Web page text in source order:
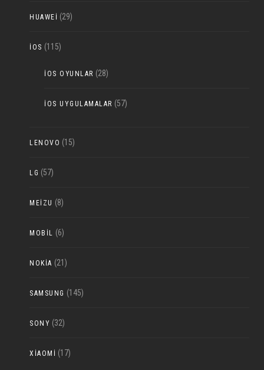
HUAWEI (29)
IOS (115)
IOS OYUNLAR (28)
IOS UYGULAMALAR (57)
LENOVO (15)
LG (57)
MEIZU (8)
MOBIL (6)
NOKIA (21)
SAMSUNG (145)
SONY (32)
XIAOMI (17)